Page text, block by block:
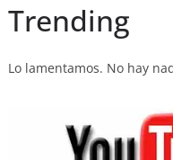
Trending
Lo lamentamos. No hay